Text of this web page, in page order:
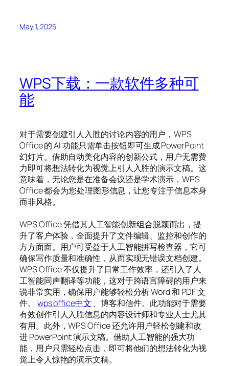
May 1, 2025
WPS下载：一款软件多种可
能
对于需要创建引人入胜的讨论内容的用户，WPS
Office 的 AI 功能只需单击按钮即可生成 PowerPoint
幻灯片。借助自动美化内容的创新公式，用户无需费
力即可将想法转化为视觉上引人入胜的演示文稿。这
意味着，无论您是在准备会议还是学术演示，WPS
Office 都会为您处理图形信息，让您专注于信息本身
而非风格。
WPS Office 凭借其人工智能创新组合脱颖而出，提
升了客户体验，全面提升了文件编辑、监控和创作的
方方面面。用户可受益于人工智能拼写检查器，它可
确保写作质量和准确性，从而实现无错误文档创建。
WPS Office 不仅提升了日常工作效率，还引入了人
工智能同声翻译等功能，这对于跨语言障碍的用户来
说非常实用，确保用户能够轻松分析 Word 和 PDF 文
件。 wps office中文 、博客和信件。此功能对于需要
有效创作引人入胜信息的内容设计师和专业人士尤其
有用。此外，WPS Office 还允许用户轻松创建和改
进 PowerPoint 演示文稿。借助人工智能的强大功
能，用户只需轻松点击，即可将他们的想法转化为视
觉上令人惊艳的演示文稿。